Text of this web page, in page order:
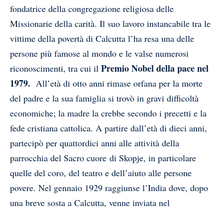
fondatrice della congregazione religiosa delle
Missionarie della carità. Il suo lavoro instancabile tra le
vittime della povertà di Calcutta l’ha resa una delle
persone più famose al mondo e le valse numerosi
riconoscimenti, tra cui il Premio Nobel della pacenel
1979. All’età di otto anni rimase orfana per la morte
del padre e la sua famiglia si trovò in gravi difficoltà
economiche; la madre la crebbe secondo i precetti e la
fede cristiana cattolica. A partire dall’età di dieci anni,
partecipò per quattordici anni alle attività della
parrocchia del Sacro cuore di Skopje, in particolare
quelle del coro, del teatro e dell’aiuto alle persone
povere. Nel gennaio 1929 raggiunse l’India dove, dopo
una breve sosta a Calcutta, venne inviata nel